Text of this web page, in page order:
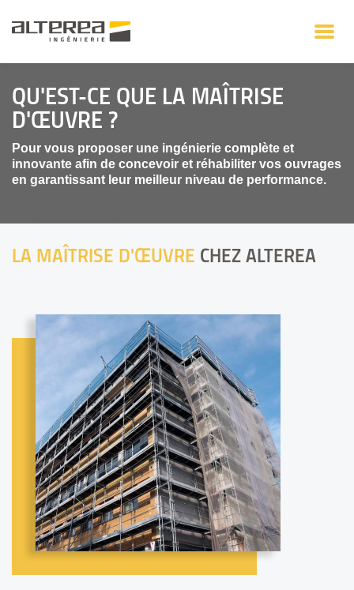
QU'EST-CE QUE LA MAÎTRISE
D'ŒUVRE ?
Pour vous proposer une ingénierie complète et
innovante afin de concevoir et réhabiliter vos ouvrages
en garantissant leur meilleur niveau de performance.
LA MAÎTRISE D'ŒUVRE CHEZ ALTEREA